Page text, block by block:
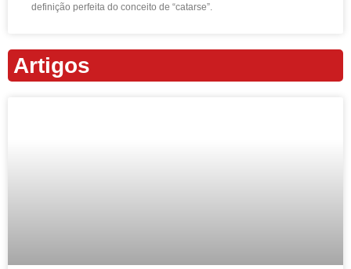
definição perfeita do conceito de “catarse”.
Artigos